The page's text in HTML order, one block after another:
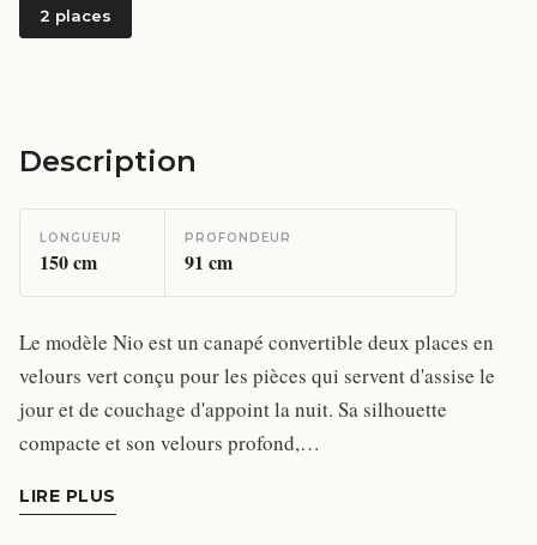
2 places
Description
LONGUEUR
150cm
PROFONDEUR
91 cm
Le modèle Nio est un canapé convertible deux places en
velours vert conçu pour les pièces qui servent d'assise le
jour et de couchage d'appoint la nuit. Sa silhouette
compacte et son velours profond,…
LIRE PLUS